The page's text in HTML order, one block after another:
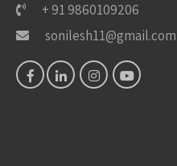
+ 91 9860109206
sonilesh11@gmail.com